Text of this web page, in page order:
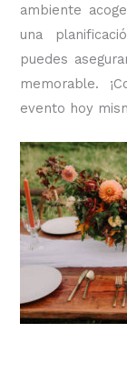
ambiente
una
puedes
memorable.
evento hoy